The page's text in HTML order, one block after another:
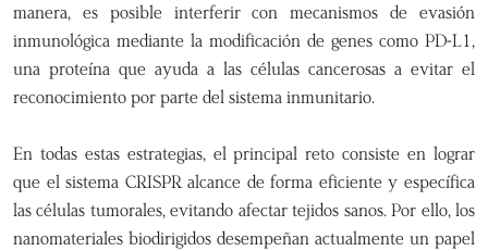
manera, es posible interferir con mecanismos de evasión
inmunológica mediante la modificación de genes como PD-L1,
una proteína que ayuda a las células cancerosas a evitar el
reconocimiento por parte del sistema inmunitario.
En todas estas estrategias, el principal reto consiste en lograr
que el sistema CRISPR alcance de forma eficiente y específica
las células tumorales, evitando afectar tejidos sanos. Por ello, los
nanomateriales biodirigidos desempeñan actualmente un papel